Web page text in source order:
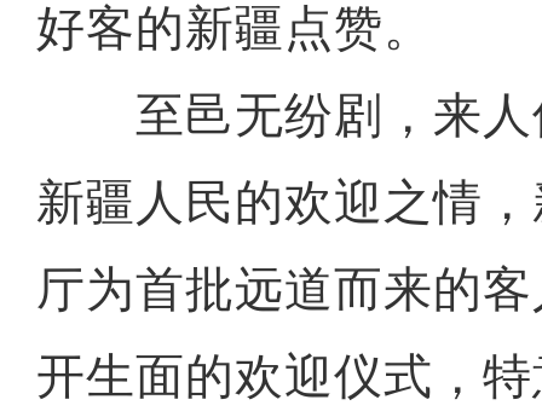
好客的新疆点赞。
至邑无纷剧，来人
新疆人民的欢迎之情
厅为首批远道而来的
开生面的欢迎仪式，